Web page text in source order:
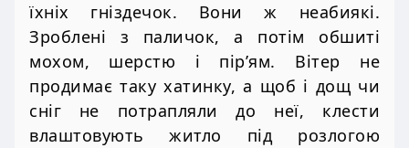
їхніх гніздечок. Вони ж неабиякі.
Зроблені з паличок, а потім обшиті
мохом, шерстю і пір’ям. Вітер не
продимає таку хатинку, а щоб і дощ чи
сніг не потрапляли до неї, клести
влаштовують житло під розлогою